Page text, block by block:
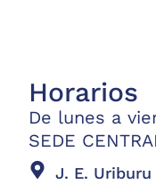
Horarios
De lunes a
SEDE
J. E. Uriburu